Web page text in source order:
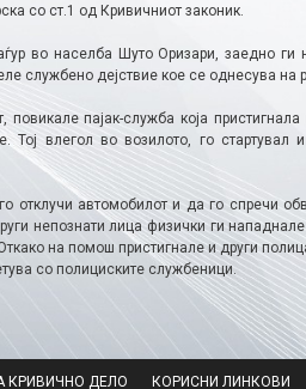
со ст.1 од Кривичниот законик.
во населба Шуто Оризари, заедно
дејствие кое се однесува на
пајак-служба која
Тој влегол во возилото, го
автомобилот и да го спречи
непознати лица физички ги
на помош пристигнале и други
со полициските службеници.
КРИВИЧНО ДЕЛО КОРИСНИ ЛИНКОВИ